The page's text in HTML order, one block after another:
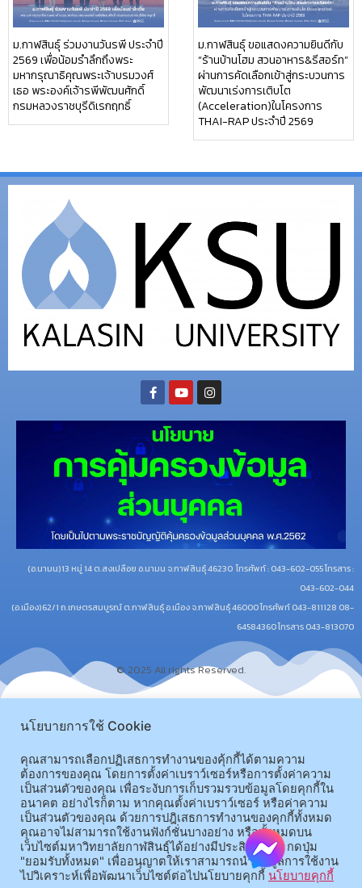
ม.กาฬสินธุ์ ร่วมงานวันรพี ประจำปี
2569 เพื่อน้อมรำลึกถึงพระ
มหากรุณาธิคุณพระเจ้าบรมวงศ์
เธอ พระองค์เจ้ารพีพัฒนศักดิ์
กรมหลวงราชบุรีดิเรกฤทธิ์
ม.กาฬสินธุ์ ขอแสดงความยินดีกับ
“ร้านบ้านโฮม สวนอาหาร&รีสอร์ท”
ผ่านการคัดเลือกเข้าสู่กระบวนการ
พัฒนาเร่งการเติบโต
(Acceleration)ในโครงการ
THAI-RAP ประจำปี 2569
(อ.นามน)13 หมู่ 14 ต.สงเปลือย อ.นามน จ.กาฬสินธุ์ 46230 โทรศัพท์ : 043-602-055 โทรสาร :
043-602-044
(อ.เมือง)62/1 ถ.เกษตรสมบูรณ์ ต.กาฬสินธุ์ อ.เมือง จ.กาฬสินธุ์ 46000โทรศัพท์ 043-811128 08-
64584360 โทรสาร 043-813070
© 2025 All rights Reserved.
นโยบายการใช้ Cookie
คุณสามารถเลือกปฏิเสธการทำงานของคุ้กกี้ได้ตามความ
ต้องการของคุณ โดยการตั้งค่าเบราว์เซอร์หรือการตั้งค่าความ
เป็นส่วนตัวของคุณ เพื่อระงับการเก็บรวมรวบข้อมูลโดยคุกกี้ใน
อนาคต อย่างไรก็ตาม หากคุณตั้งค่าเบราว์เซอร์ หรือค่าความ
เป็นส่วนตัวของคุณ ด้วยการปฎิเสธการทำงานของคุกกี้ทั้งหมด
คุณอาจไม่สามารถใช้งานฟังก์ชั่นบางอย่าง หรือทั้งหมดบน
เว็บไซต์มหาวิทยาลัยกาฬสินธุ์ได้อย่างมีประสิทธิภาพ กดปุ่ม
"ยอมรับทั้งหมด" เพื่ออนุญาตให้เราสามารถนำข้อมูลการใช้งาน
ไปวิเคราะห์เพื่อพัฒนาเว็บไซต์ต่อไปนโยบายคุกกี้ นโยบายคุกกี้